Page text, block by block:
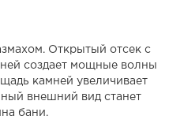
Открытый отсек с
создает мощные волны
камней увеличивает
внешний вид станет
бани.